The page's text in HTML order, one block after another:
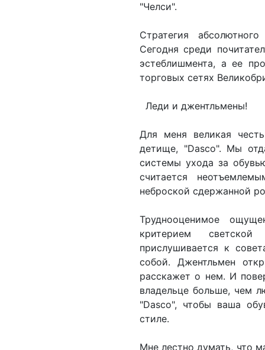
"Челси".
Стратегия
Сегодня среди
эстеблишмента, а ее
торговых сетях
Леди и джентльмены!
Для меня великая
детище, "Dasco". Мы
системы ухода за
считается
неброской сдержанной
Труднооценимое
критерием светской
прислушивается к
собой. Джентльмен
расскажет о нем. И
владельце больше, чем
"Dasco", чтобы ваша
стиле.
Мне лестно думать, что